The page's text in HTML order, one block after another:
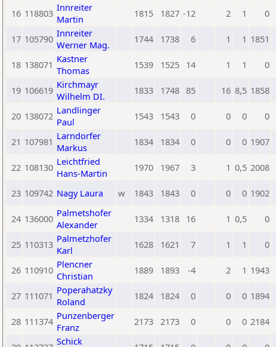
16 118803 Innreiter
Martin
1815 1827 -12 2 1 0
17 105790 Innreiter
Werner Mag.
1744 1738 6 1 1 1851
18 138071 Kastner
Thomas
1539 1525 14 1 1 0
19 106619 Kirchmayr
Wilhelm DI.
1833 1748 85 16 8,5 1858
20 138072 Landlinger
Paul
1543 1543 0 0 0 0
21 107981 Larndorfer
Markus
1834 1834 0 0 0 1907
22 108130 Leichtfried
Hans-Martin
1970 1967 3 1 0,5 2008
23 109742 Nagy Laura w 1843 1843 0 0 0 1902
24 136000 Palmetshofer
Alexander
1334 1318 16 1 0,5 0
25 110313 Palmetzhofer
Karl
1628 1621 7 1 1 0
26 110910 Plencner
Christian
1889 1893 -4 2 1 1943
27 111071 Poperahatzky
Roland
1824 1824 0 0 0 1894
28 111374 Punzenberger
Franz
2173 2173 0 0 0 2184
Schick